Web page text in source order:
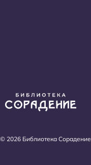
© 2026 Библиотека Сорадение